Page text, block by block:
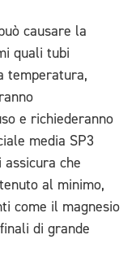
causare la
quali tubi
temperatura,
e richiederanno
media SP3
che
al minimo,
come il magnesio
di grande